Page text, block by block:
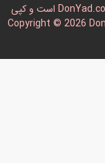
کلیه‌ی حقوق مادی و معنوی این سایت متعلق به DonYad.com است و کپی